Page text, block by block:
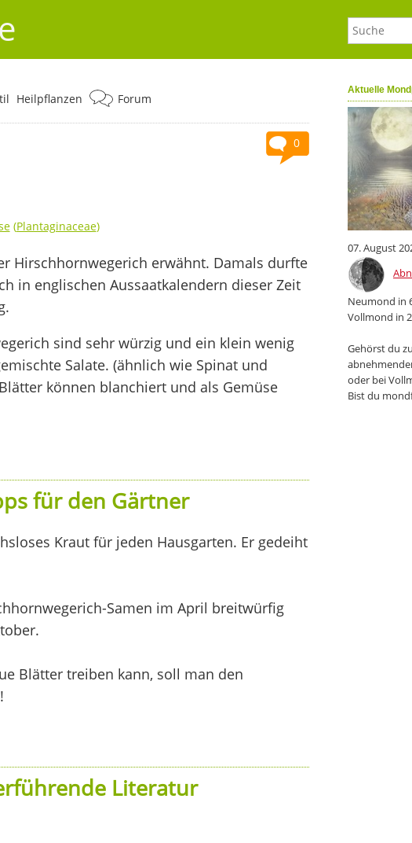
Aktuelle
07. August
Neumond in
Vollmond in
Gehörst du
oder bei
Bist du
Heilpflanzen Forum
0
(Plantaginaceae)
Hirschhornwegerich erwähnt. Damals durfte
in englischen Aussaatkalendern dieser Zeit
sind sehr würzig und ein klein wenig
Salate. (ähnlich wie Spinat und
können blanchiert und als Gemüse
für den Gärtner
Kraut für jeden Hausgarten. Er gedeiht
Samen im April breitwürfig
Blätter treiben kann, soll man den
Literatur